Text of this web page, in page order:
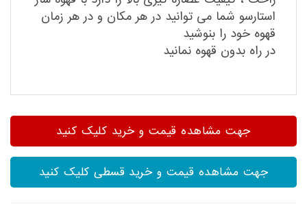
استارسو شما می توانید در هر مکان و در هر زمان
قهوه خود را بنوشید
در راه بدون قهوه نمانید
جهت مشاهده قیمت و خرید کلیک کنید
جهت مشاهده قیمت و خرید قسطی کلیک کنید